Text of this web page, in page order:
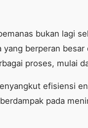
bukan lagi
berperan
proses, mulai
efisiensi
pada